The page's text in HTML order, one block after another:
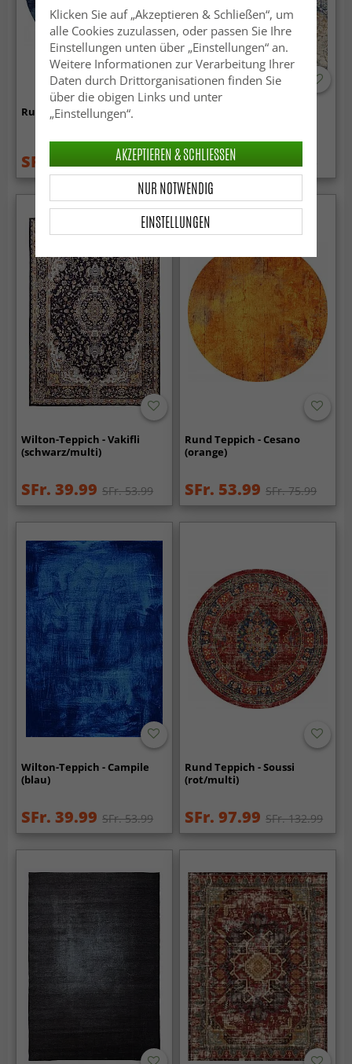
Rund Teppich - Taknis (blau)
SFr. 53.99 SFr. 75.99 SFr. 39.99 SFr. 53.99
Wilton-Teppich - Vakifli
(schwarz/multi)
SFr. 39.99 SFr. 53.99
Rund Teppich - Cesano
(orange)
SFr. 53.99 SFr. 75.99
Wilton-Teppich - Campile
(blau)
SFr. 39.99 SFr. 53.99
Rund Teppich - Soussi
(rot/multi)
SFr. 97.99 SFr. 132.99
Klicken Sie auf „Akzeptieren & Schließen“, um
alle Cookies zuzulassen, oder passen Sie Ihre
Einstellungen unten über „Einstellungen“ an.
Weitere Informationen zur Verarbeitung Ihrer
Daten durch Drittorganisationen finden Sie
über die obigen Links und unter
„Einstellungen“.
EINSTELLUNGEN
NUR NOTWENDIG
AKZEPTIEREN & SCHLIESSEN